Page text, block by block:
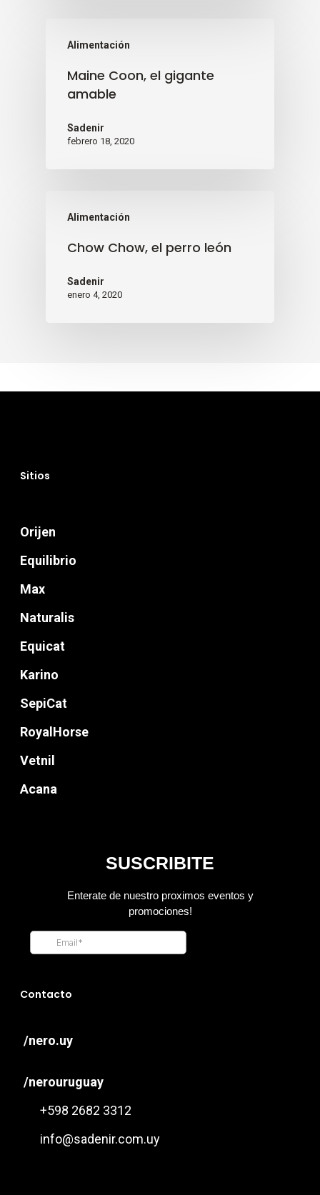
Alimentación
Maine Coon, el gigante
amable
Sadenir
febrero 18, 2020
Alimentación
Chow Chow, el perro león
Sadenir
enero 4, 2020
Sitios
Orijen
Equilibrio
Max
Naturalis
Equicat
Karino
SepiCat
RoyalHorse
Vetnil
Acana
Contacto
/nero.uy
/nerouruguay
+598 2682 3312
info@sadenir.com.uy